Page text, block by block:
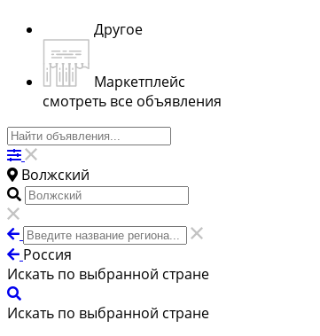
Другое
Маркетплейс
смотреть все объявления
Волжский
Россия
Искать по выбранной стране
Искать по выбранной стране